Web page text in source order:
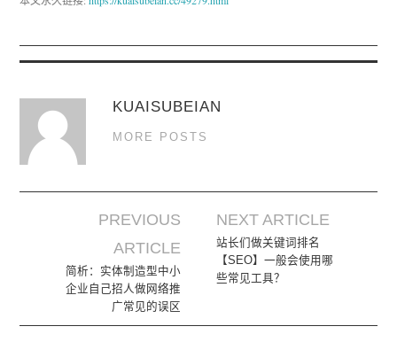
KUAISUBEIAN
MORE POSTS
Post navigation
PREVIOUS
ARTICLE
简析：实体制造型中小
企业自己招人做网络推
广常见的误区
NEXT ARTICLE
站长们做关键词排名
【SEO】一般会使用哪
些常见工具？